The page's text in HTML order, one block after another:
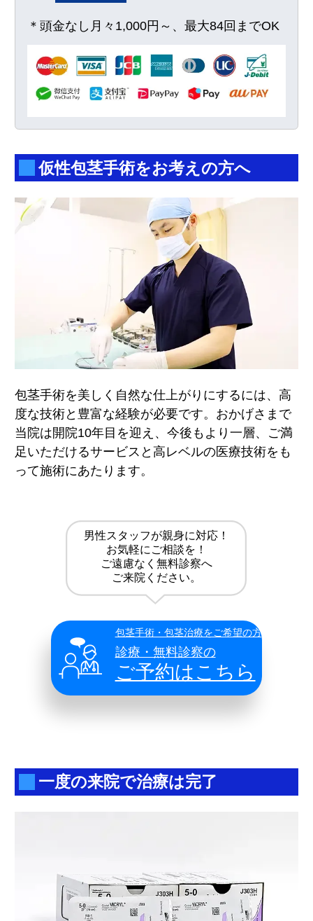
＊頭金なし月々1,000円～、最大84回までOK
仮性包茎手術をお考えの方へ
包茎手術を美しく自然な仕上がりにするには、高
度な技術と豊富な経験が必要です。おかげさまで
当院は開院10年目を迎え、今後もより一層、ご満
足いただけるサービスと高レベルの医療技術をも
って施術にあたります。
男性スタッフが親身に対応！
お気軽にご相談を！
ご遠慮なく無料診察へ
ご来院ください。
包茎手術・包茎治療をご希望の方
診療・無料診察の
ご予約はこちら
一度の来院で治療は完了